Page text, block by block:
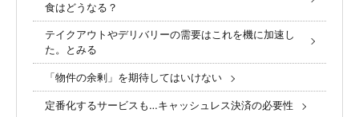
食はどうなる？
テイクアウトやデリバリーの需要はこれを機に加速し
た。とみる
「物件の余剰」を期待してはいけない
定番化するサービスも…キャッシュレス決済の必要性